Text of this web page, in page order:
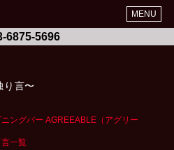
MENU
6875-5696
り言
ングバー AGREEABLE（アグリー
一覧